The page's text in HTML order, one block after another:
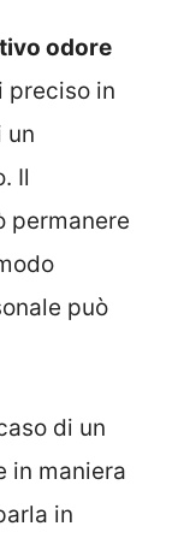
odore
preciso in
un
Il
permanere
può
di un
in maniera
in